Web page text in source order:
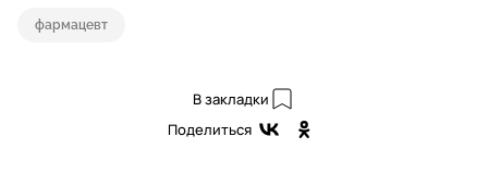
фармацевт
В закладки
Поделиться